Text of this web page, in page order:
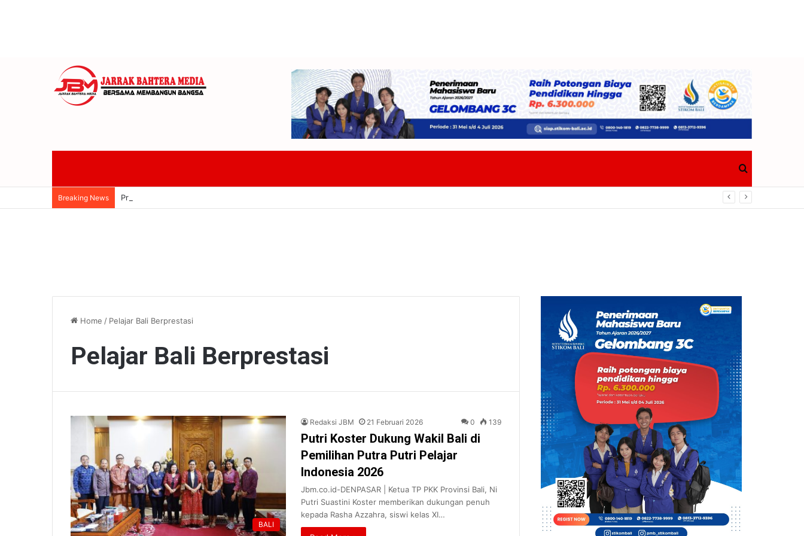
for
Breaking News Promosi 78 Guru Jadi Kepsek, Disdik Pacitan Hadapi PR Baru Atasi Kekurangan Guru
Home / Pelajar Bali Berprestasi
Pelajar Bali Berprestasi
BALI
Redaksi JBM 21 Februari 2026 0 139
Putri Koster Dukung Wakil Bali di
Pemilihan Putra Putri Pelajar
Indonesia 2026
Jbm.co.id-DENPASAR | Ketua TP PKK Provinsi Bali, Ni
Putri Suastini Koster memberikan dukungan penuh
kepada Rasha Azzahra, siswi kelas XI…